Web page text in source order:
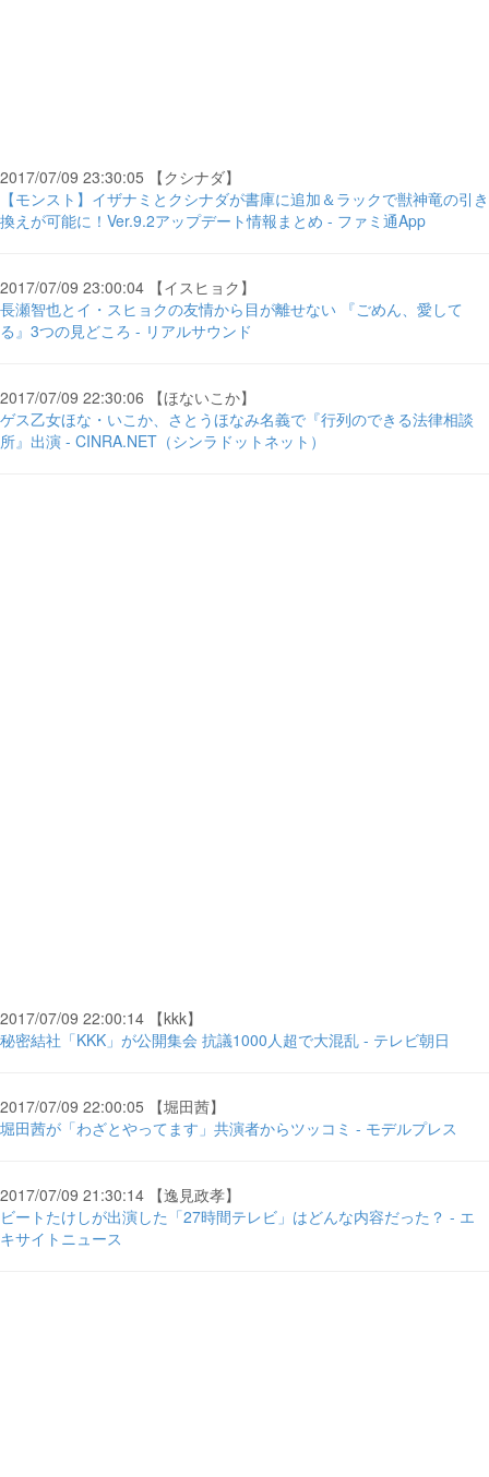
2017/07/09 23:30:05 【クシナダ】
【モンスト】イザナミとクシナダが書庫に追加＆ラックで獣神竜の引き
換えが可能に！Ver.9.2アップデート情報まとめ - ファミ通App
2017/07/09 23:00:04 【イスヒョク】
長瀬智也とイ・スヒョクの友情から目が離せない 『ごめん、愛して
る』3つの見どころ - リアルサウンド
2017/07/09 22:30:06 【ほないこか】
ゲス乙女ほな・いこか、さとうほなみ名義で『行列のできる法律相談
所』出演 - CINRA.NET（シンラドットネット）
2017/07/09 22:00:14 【kkk】
秘密結社「KKK」が公開集会 抗議1000人超で大混乱 - テレビ朝日
2017/07/09 22:00:05 【堀田茜】
堀田茜が「わざとやってます」共演者からツッコミ - モデルプレス
2017/07/09 21:30:14 【逸見政孝】
ビートたけしが出演した「27時間テレビ」はどんな内容だった？ - エ
キサイトニュース